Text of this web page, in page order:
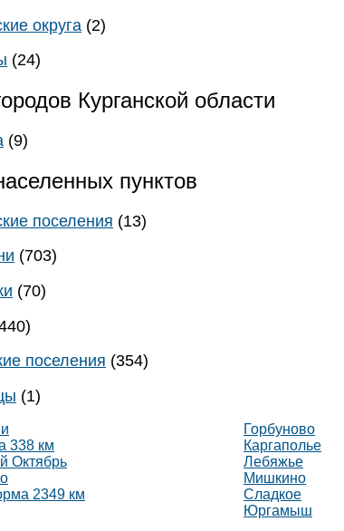
округа (2)
(24)
Курганской области
(9)
пунктов
поселения (13)
(703)
(70)
поселения (354)
(1)
Горбуново
338 км
Каргаполье
Октябрь
Лебяжье
Мишкино
2349 км
Сладкое
Юргамыш